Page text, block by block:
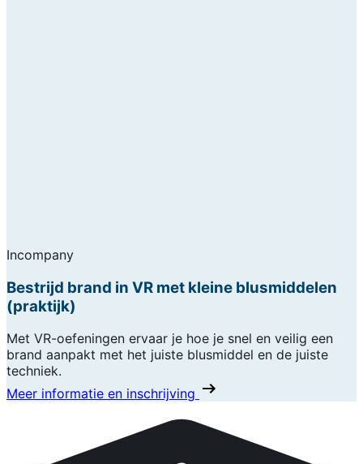
Incompany
Bestrijd brand in VR met kleine blusmiddelen
(praktijk)
Met VR-oefeningen ervaar je hoe je snel en veilig een
brand aanpakt met het juiste blusmiddel en de juiste
techniek.
Meer informatie en inschrijving